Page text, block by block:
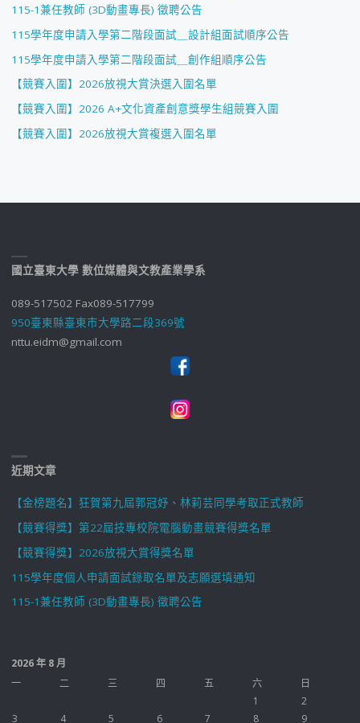
115-1兼任教師 (3D動畫專長) 徵聘公告
115學年度申請入學第二階段面試＿設計組面試順序公告
115學年度申請入學第二階段面試＿創作組順序公告
【競賽入圍】2026放視大賞決選入圍名單
【競賽入圍】2026 A+文化資產創意獎學生組競賽入圍
【競賽入圍】2026放視大賞複選入圍名單
國立臺東大學 數位媒體與文教產業學系
089-517502 Fax089-517799
950臺東縣臺東市大學路二段369號
nttu.eidm@gmail.com
近期文章
【金榜題名】狂賀第九屆郭冠妤、林莉芸同學考取正式教師
【競賽得獎】第22屆技專校院電腦動畫競賽得獎名單
【競賽得獎】2026放視大賞得獎名單
115學年度個人申請面試錄取名單及志願選填通知
115-1兼任教師 (3D動畫專長) 徵聘公告
2026 年 8 月
一
二 三 四 五 六
日
1
2
3
4 5 6 7 8 9